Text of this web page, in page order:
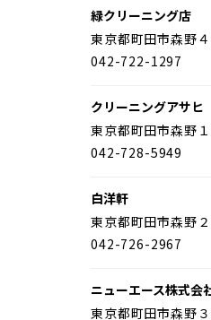
緑クリーニング店
東京都町田市森野
042-722-1297
クリーニングアサヒ
東京都町田市森野
042-728-5949
白洋軒
東京都町田市森野
042-726-2967
ニューエース株式会
東京都町田市森野